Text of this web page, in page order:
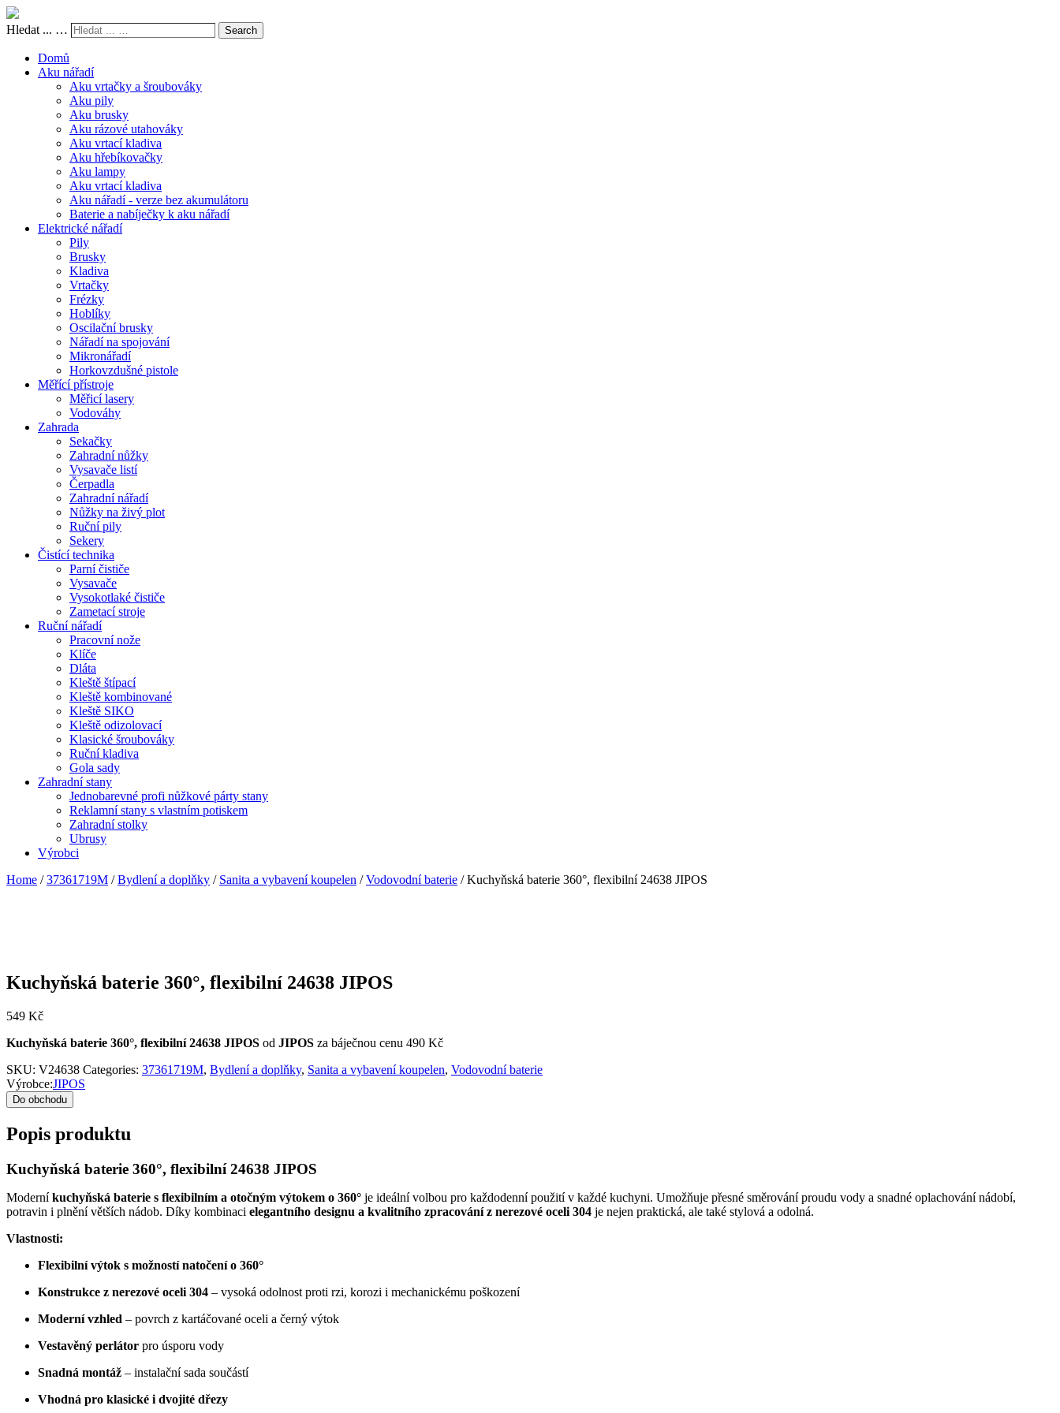
Hledat ... … Search
Domů
Aku nářadí
Aku vrtačky a šroubováky
Aku pily
Aku brusky
Aku rázové utahováky
Aku vrtací kladiva
Aku hřebíkovačky
Aku lampy
Aku vrtací kladiva
Aku nářadí - verze bez akumulátoru
Baterie a nabíječky k aku nářadí
Elektrické nářadí
Pily
Brusky
Kladiva
Vrtačky
Frézky
Hoblíky
Oscilační brusky
Nářadí na spojování
Mikronářadí
Horkovzdušné pistole
Měřící přístroje
Měřicí lasery
Vodováhy
Zahrada
Sekačky
Zahradní nůžky
Vysavače listí
Čerpadla
Zahradní nářadí
Nůžky na živý plot
Ruční pily
Sekery
Čistící technika
Parní čističe
Vysavače
Vysokotlaké čističe
Zametací stroje
Ruční nářadí
Pracovní nože
Klíče
Dláta
Kleště štípací
Kleště kombinované
Kleště SIKO
Kleště odizolovací
Klasické šroubováky
Ruční kladiva
Gola sady
Zahradní stany
Jednobarevné profi nůžkové párty stany
Reklamní stany s vlastním potiskem
Zahradní stolky
Ubrusy
Výrobci
Home /37361719M /Bydlení a doplňky / Sanita a vybavení koupelen /Vodovodní baterie / Kuchyňská baterie 360°, flexibilní 24638 JIPOS
Kuchyňská baterie 360°, flexibilní 24638 JIPOS
549 Kč
Kuchyňská baterie 360°, flexibilní 24638 JIPOS od JIPOS za báječnou cenu 490 Kč
SKU: V24638 Categories: 37361719M, Bydlení a doplňky, Sanita a vybavení koupelen, Vodovodní baterie
Výrobce:JIPOS
Do obchodu
Popis produktu
Kuchyňská baterie 360°, flexibilní 24638 JIPOS
Moderníkuchyňská baterie s flexibilním a otočným výtokem o 360° je ideální volbou pro každodenní použití v každé kuchyni. Umožňuje přesné směrování proudu vody a snadné oplachování nádobí,
potravin i plnění větších nádob. Díky kombinaci elegantního designu a kvalitního zpracování z nerezové oceli 304 je nejen praktická, ale také stylová a odolná.
Vlastnosti:
Flexibilní výtok s možností natočení o 360°
Konstrukce z nerezové oceli 304 – vysoká odolnost proti rzi, korozi i mechanickému poškození
Moderní vzhled – povrch z kartáčované oceli a černý výtok
Vestavěný perlátor pro úsporu vody
Snadná montáž – instalační sada součástí
Vhodná pro klasické i dvojité dřezy